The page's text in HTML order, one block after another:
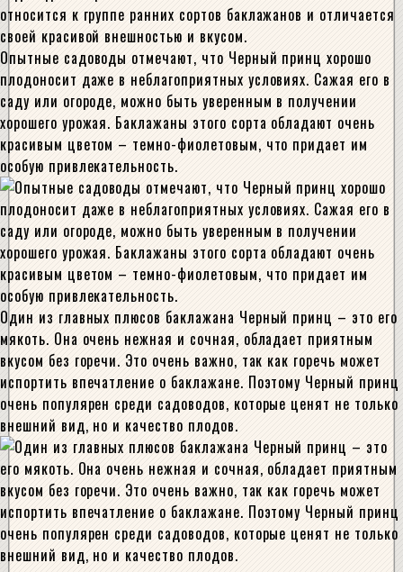
Опытные садоводы отмечают, что Черный принц хорошо
плодоносит даже в неблагоприятных условиях. Сажая его в
саду или огороде, можно быть уверенным в получении
хорошего урожая. Баклажаны этого сорта обладают очень
красивым цветом – темно-фиолетовым, что придает им
особую привлекательность.
Один из главных плюсов баклажана Черный принц – это его
мякоть. Она очень нежная и сочная, обладает приятным
вкусом без горечи. Это очень важно, так как горечь может
испортить впечатление о баклажане. Поэтому Черный принц
очень популярен среди садоводов, которые ценят не только
внешний вид, но и качество плодов.